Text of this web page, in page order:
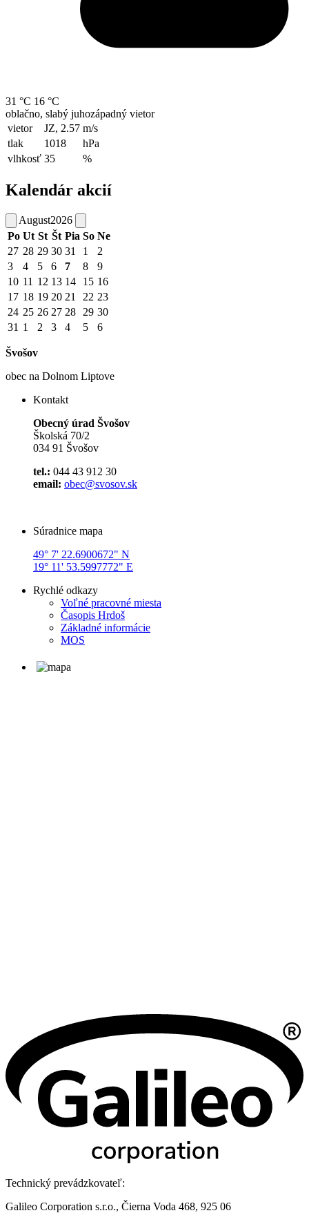
31 °C 16 °C
oblačno, slabý juhozápadný vietor
vietor
JZ, 2.57 m/s
tlak
1018
hPa
vlhkosť 35 %
Kalendár akcií
August2026
Po Ut St Št Pia So Ne
27 28 29 30 31 1
2
3
4 5 6 7 8
9
10 11 12 13 14 15 16
17 18 19 20 21 22 23
24 25 26 27 28 29 30
31 1 2 3 4 5 6
Švošov
obec na Dolnom Liptove
Kontakt
Obecný úrad Švošov
Školská 70/2
034 91 Švošov
tel.: 044 43 912 30
email: obec@svosov.sk
Súradnice mapa
49° 7' 22.6900672" N
19° 11' 53.5997772" E
Rychlé odkazy
Voľné pracovné miesta
Časopis Hrdoš
Základné informácie
MOS
Technický prevádzkovateľ:
Galileo Corporation s.r.o., Čierna Voda 468, 925 06